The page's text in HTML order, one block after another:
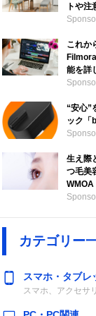
トや注
これか
能を詳
“安心”
ック「
生え際
つ毛美
WMOA
カテゴリー
スマホ・タブレ
スマホ、アクセサ